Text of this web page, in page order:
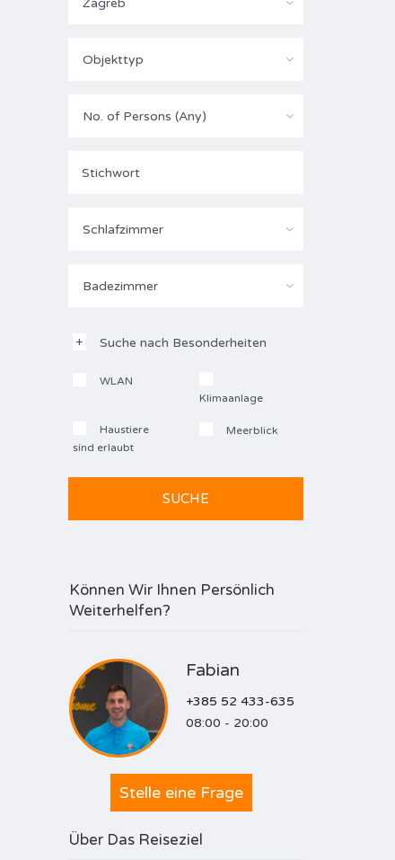
Zagreb
Objekttyp
No. of Persons (Any)
Schlafzimmer
Badezimmer
Suche nach Besonderheiten
WLAN
Klimaanlage
Haustiere
sind erlaubt
Meerblick
Können Wir Ihnen Persönlich
Weiterhelfen?
Fabian
+385 52 433-635
08:00 - 20:00
Stelle eine Frage
Über Das Reiseziel